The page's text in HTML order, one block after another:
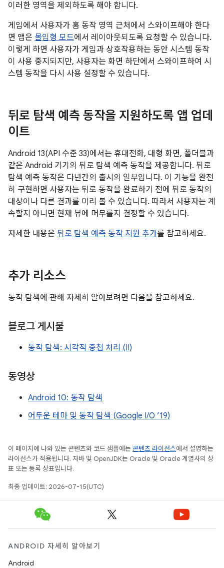
이러한 영역을 제외하도록 해야 합니다.
게임에서 사용자가 홈 동작 영역 근처에서 스와이프해야 한다
면 앱은 몰입형 모드에서 레이아웃되도록 요청할 수 있습니다.
이렇게 하면 사용자가 게임과 상호작용하는 동안 시스템 동작
이 사용 중지되지만, 사용자는 화면 하단에서 스와이프하여 시
스템 동작을 다시 사용 설정할 수 있습니다.
뒤로 탐색 예측 동작을 지원하도록 앱 업데
이트
Android 13(API 수준 33)에서는 휴대전화, 대형 화면, 폴더블과
같은 Android 기기의 뒤로 탐색 예측 동작을 제공합니다. 뒤로
탐색 예측 동작은 다년간의 출시의 일부입니다. 이 기능을 완전
히 구현하면 사용자는 뒤로 동작을 완료하기 전에 뒤로 동작의
대상이나 다른 결과를 미리 볼 수 있습니다. 따라서 사용자는 계
속할지 아니면 현재 뷰에 머무를지 결정할 수 있습니다.
자세한 내용은 뒤로 탐색 예측 동작 지원 추가를 참고하세요.
추가 리소스
동작 탐색에 관해 자세히 알아보려면 다음을 참고하세요.
블로그 게시물
동작 탐색: 시각적 중첩 처리 (II)
동영상
Android 10: 동작 탐색
어두운 테마 및 동작 탐색 (Google I/O ’19)
이 페이지에 나와 있는 콘텐츠와 코드 샘플에는 콘텐츠 라이선스에서 설명하는
라이선스가 적용됩니다. 자바 및 OpenJDK는 Oracle 및 Oracle 계열사의 상
표 또는 등록 상표입니다.
최종 업데이트: 2026-07-15(UTC)
ANDROID 자세히 알아보기
Android